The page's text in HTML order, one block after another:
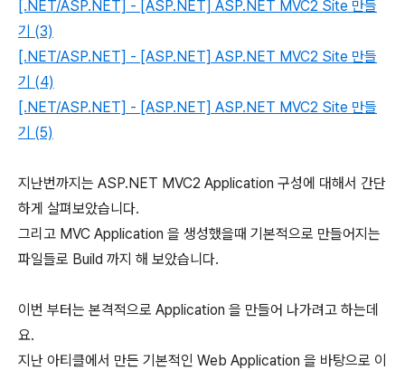
[.NET/ASP.NET] - [ASP.NET] ASP.NET MVC2 Site 만들
기 (3)
[.NET/ASP.NET] - [ASP.NET] ASP.NET MVC2 Site 만들
기 (4)
[.NET/ASP.NET] - [ASP.NET] ASP.NET MVC2 Site 만들
기 (5)
지난번까지는 ASP.NET MVC2 Application 구성에 대해서 간단
하게 살펴보았습니다.
그리고 MVC Application 을 생성했을때 기본적으로 만들어지는
파일들로 Build 까지 해 보았습니다.
이번 부터는 본격적으로 Application 을 만들어 나가려고 하는데
요.
지난 아티클에서 만든 기본적인 Web Application 을 바탕으로 이